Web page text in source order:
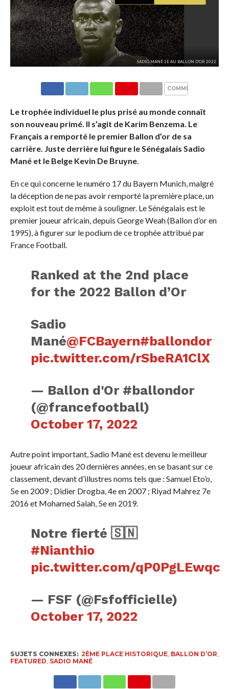
SADIO MANÉ 2E AU BALLON D'OR 2022
COMMENTAIRES
Le trophée individuel le plus prisé au monde connaît
son nouveau primé. Il s’agit de Karim Benzema. Le
Français a remporté le premier Ballon d’or de sa
carrière. Juste derrière lui figure le Sénégalais Sadio
Mané et le Belge Kevin De Bruyne.
En ce qui concerne le numéro 17 du Bayern Munich, malgré
la déception de ne pas avoir remporté la première place, un
exploit est tout de même à souligner. Le Sénégalais est le
premier joueur africain, depuis George Weah (Ballon d’or en
1995), à figurer sur le podium de ce trophée attribué par
France Football.
Ranked at the 2nd place
for the 2022 Ballon d’Or
Sadio
Mané@FCBayern#ballondor
pic.twitter.com/rSbeRA1ClX
— Ballon d'Or #ballondor
(@francefootball)
October 17, 2022
Autre point important, Sadio Mané est devenu le meilleur
joueur africain des 20 dernières années, en se basant sur ce
classement, devant d’illustres noms tels que : Samuel Eto’o,
5e en 2009 ; Didier Drogba, 4e en 2007 ; Riyad Mahrez 7e
2016 et Mohamed Salah, 5e en 2019.
Notre fierté 🇸🇳
#Nianthio
pic.twitter.com/qP0PgLEwqc
— FSF (@Fsfofficielle)
October 17, 2022
SUJETS CONNEXES: 2ÈME PLACE HISTORIQUE, BALLON D’OR,
FEATURED, SADIO MANÉ